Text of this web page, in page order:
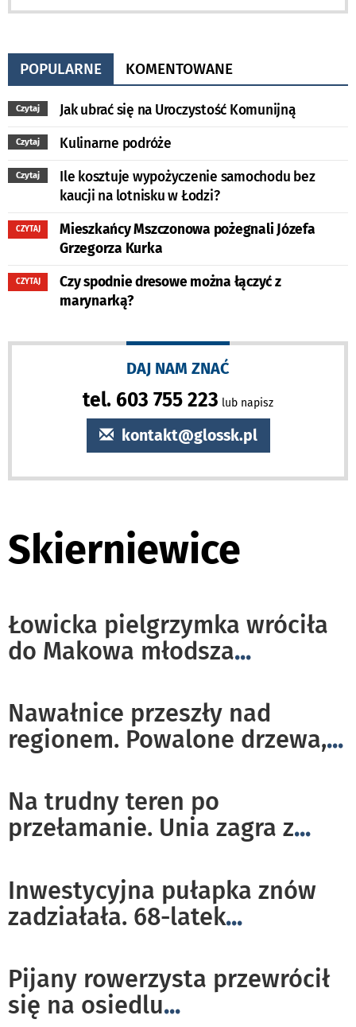
POPULARNE KOMENTOWANE
Czytaj Jak ubrać się na Uroczystość Komunijną
Czytaj Kulinarne podróże
Czytaj
Ile kosztuje wypożyczenie samochodu bez
kaucji na lotnisku w Łodzi?
CZYTAJ
Mieszkańcy Mszczonowa pożegnali Józefa
Grzegorza Kurka
CZYTAJ
Czy spodnie dresowe można łączyć z
marynarką?
DAJ NAM ZNAĆ
tel. 603 755 223 lub napisz
kontakt@glossk.pl
Skierniewice
Łowicka pielgrzymka wróciła
do Makowa młodsza...
Nawałnice przeszły nad
regionem. Powalone drzewa,...
Na trudny teren po
przełamanie. Unia zagra z...
Inwestycyjna pułapka znów
zadziałała. 68-latek...
Pijany rowerzysta przewrócił
się na osiedlu...